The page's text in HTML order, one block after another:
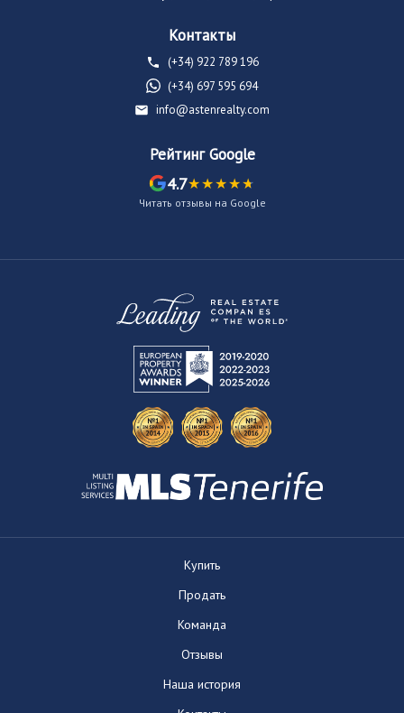
Контакты
(+34) 922 789 196
(+34) 697 595 694
info@astenrealty.com
Рейтинг Google
4.7
Читать отзывы на Google
Купить
Продать
Команда
Отзывы
Наша история